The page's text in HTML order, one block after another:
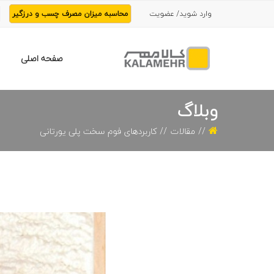
وارد شوید/ عضویت محاسبه میزان مصرف چسب و درزگیر
صفحه اصلی
وبلاگ
مقالات کاربردهای فوم سخت پلی یورتانی